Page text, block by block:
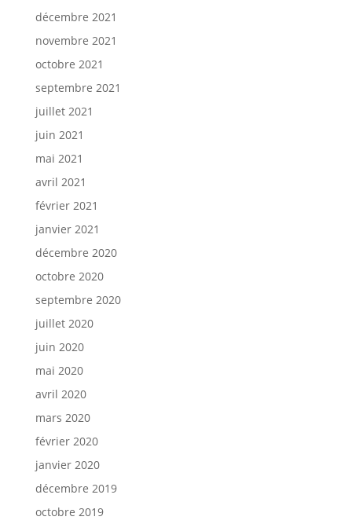
décembre 2021
novembre 2021
octobre 2021
septembre 2021
juillet 2021
juin 2021
mai 2021
avril 2021
février 2021
janvier 2021
décembre 2020
octobre 2020
septembre 2020
juillet 2020
juin 2020
mai 2020
avril 2020
mars 2020
février 2020
janvier 2020
décembre 2019
octobre 2019